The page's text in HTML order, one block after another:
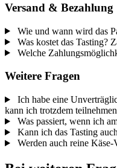
Versand & Bezahlung
Wie und wann wird das
Was kostet das Tasting?
Welche
Weitere Fragen
Ich habe eine
kann ich trotzdem
Was passiert, wenn ich
Kann ich das Tasting
Werden auch reine Käse-